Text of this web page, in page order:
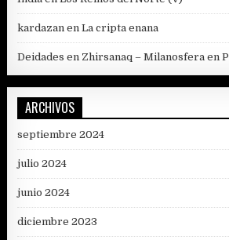
kardazan enLa cripta enana
Deidades en Zhirsanaq – Milanosfera en
ARCHIVOS
septiembre 2024
julio 2024
junio 2024
diciembre 2023